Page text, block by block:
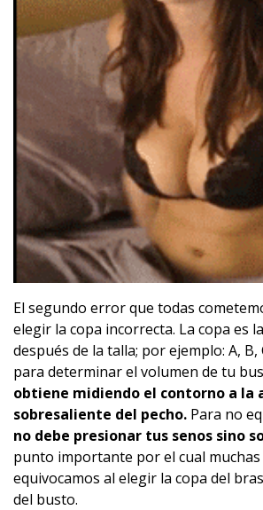
El segundo error que todas
elegir la copa incorrecta. La copa es
después de la talla; por ejemplo: A, B,
para determinar el volumen de tu
obtiene midiendo el contorno a la
sobresaliente del pecho. Para no
no debe presionar tus senos sino
punto importante por el cual
equivocamos al elegir la copa del
del busto.